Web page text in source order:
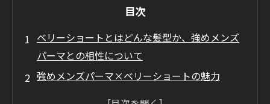
目次
ベリーショートとはどんな髪型か、強めメンズ
パーマとの相性について
強めメンズパーマ×ベリーショートの魅力
強めメンズパーマ×ベリーショートの印象